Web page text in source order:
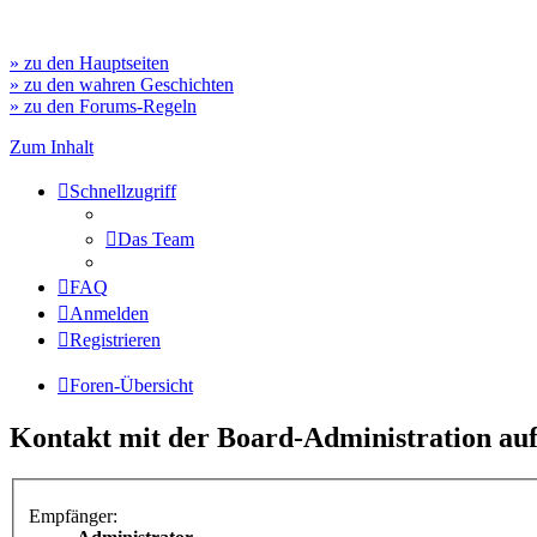
» zu den Hauptseiten
» zu den wahren Geschichten
» zu den Forums-Regeln
Zum Inhalt
Schnellzugriff
Das Team
FAQ
Anmelden
Registrieren
Foren-Übersicht
Kontakt mit der Board-Administration
Empfänger: